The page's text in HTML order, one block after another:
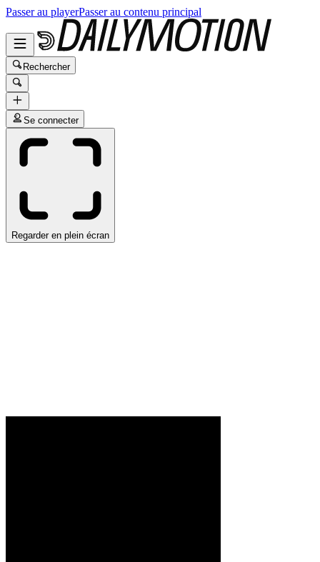
Passer au playerPasser au contenu principal
Rechercher
Se connecter
Regarder en plein écran